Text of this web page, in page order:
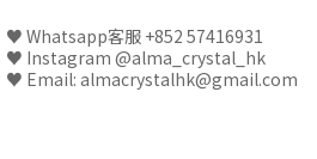
♥ Whatsapp客服 +852 57416931
♥ Instagram @alma_crystal_hk
♥ Email: almacrystalhk@gmail.com